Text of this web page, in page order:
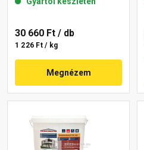
30 660 Ft / db
1 226 Ft / kg
Megnézem